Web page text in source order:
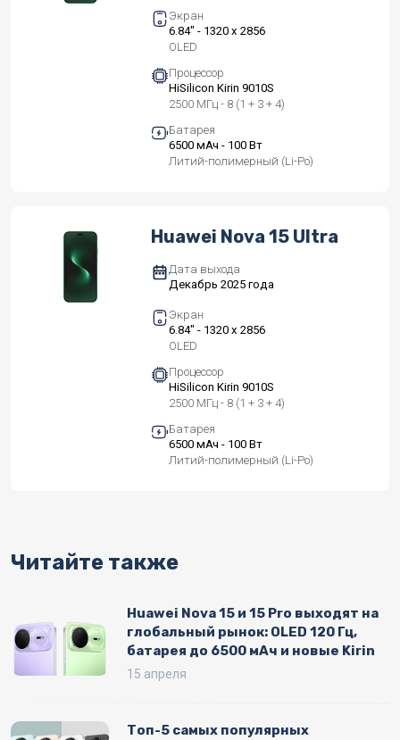
Экран
6.84" - 1320 x 2856
OLED
Процессор
HiSilicon Kirin 9010S
2500 МГц - 8 (1 + 3 + 4)
Батарея
6500 мАч - 100 Вт
Литий-полимерный (Li-Po)
Huawei Nova 15 Ultra
Дата выхода
Декабрь 2025 года
Экран
6.84" - 1320 x 2856
OLED
Процессор
HiSilicon Kirin 9010S
2500 МГц - 8 (1 + 3 + 4)
Батарея
6500 мАч - 100 Вт
Литий-полимерный (Li-Po)
Читайте также
Huawei Nova 15 и 15 Pro выходят на
глобальный рынок: OLED 120 Гц,
батарея до 6500 мАч и новые Kirin
15 апреля
Топ-5 самых популярных